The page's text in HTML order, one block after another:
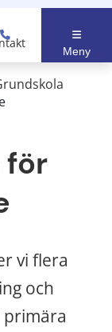
Meny
för
vi flera
och
primära